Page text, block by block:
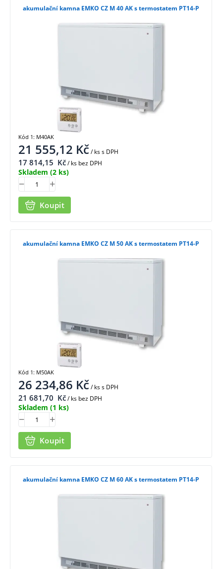
akumulační kamna EMKO CZ M 40 AK s termostatem PT14-P
21 555,12 Kč/ kss DPH
17 814,15 Kč/ ks bez DPH
Skladem (2 ks)
Koupit
Kód 1: M40AK
akumulační kamna EMKO CZ M 50 AK s termostatem PT14-P
26 234,86 Kč/ kss DPH
21 681,70 Kč/ ks bez DPH
Skladem (1 ks)
Koupit
Kód 1: M50AK
akumulační kamna EMKO CZ M 60 AK s termostatem PT14-P